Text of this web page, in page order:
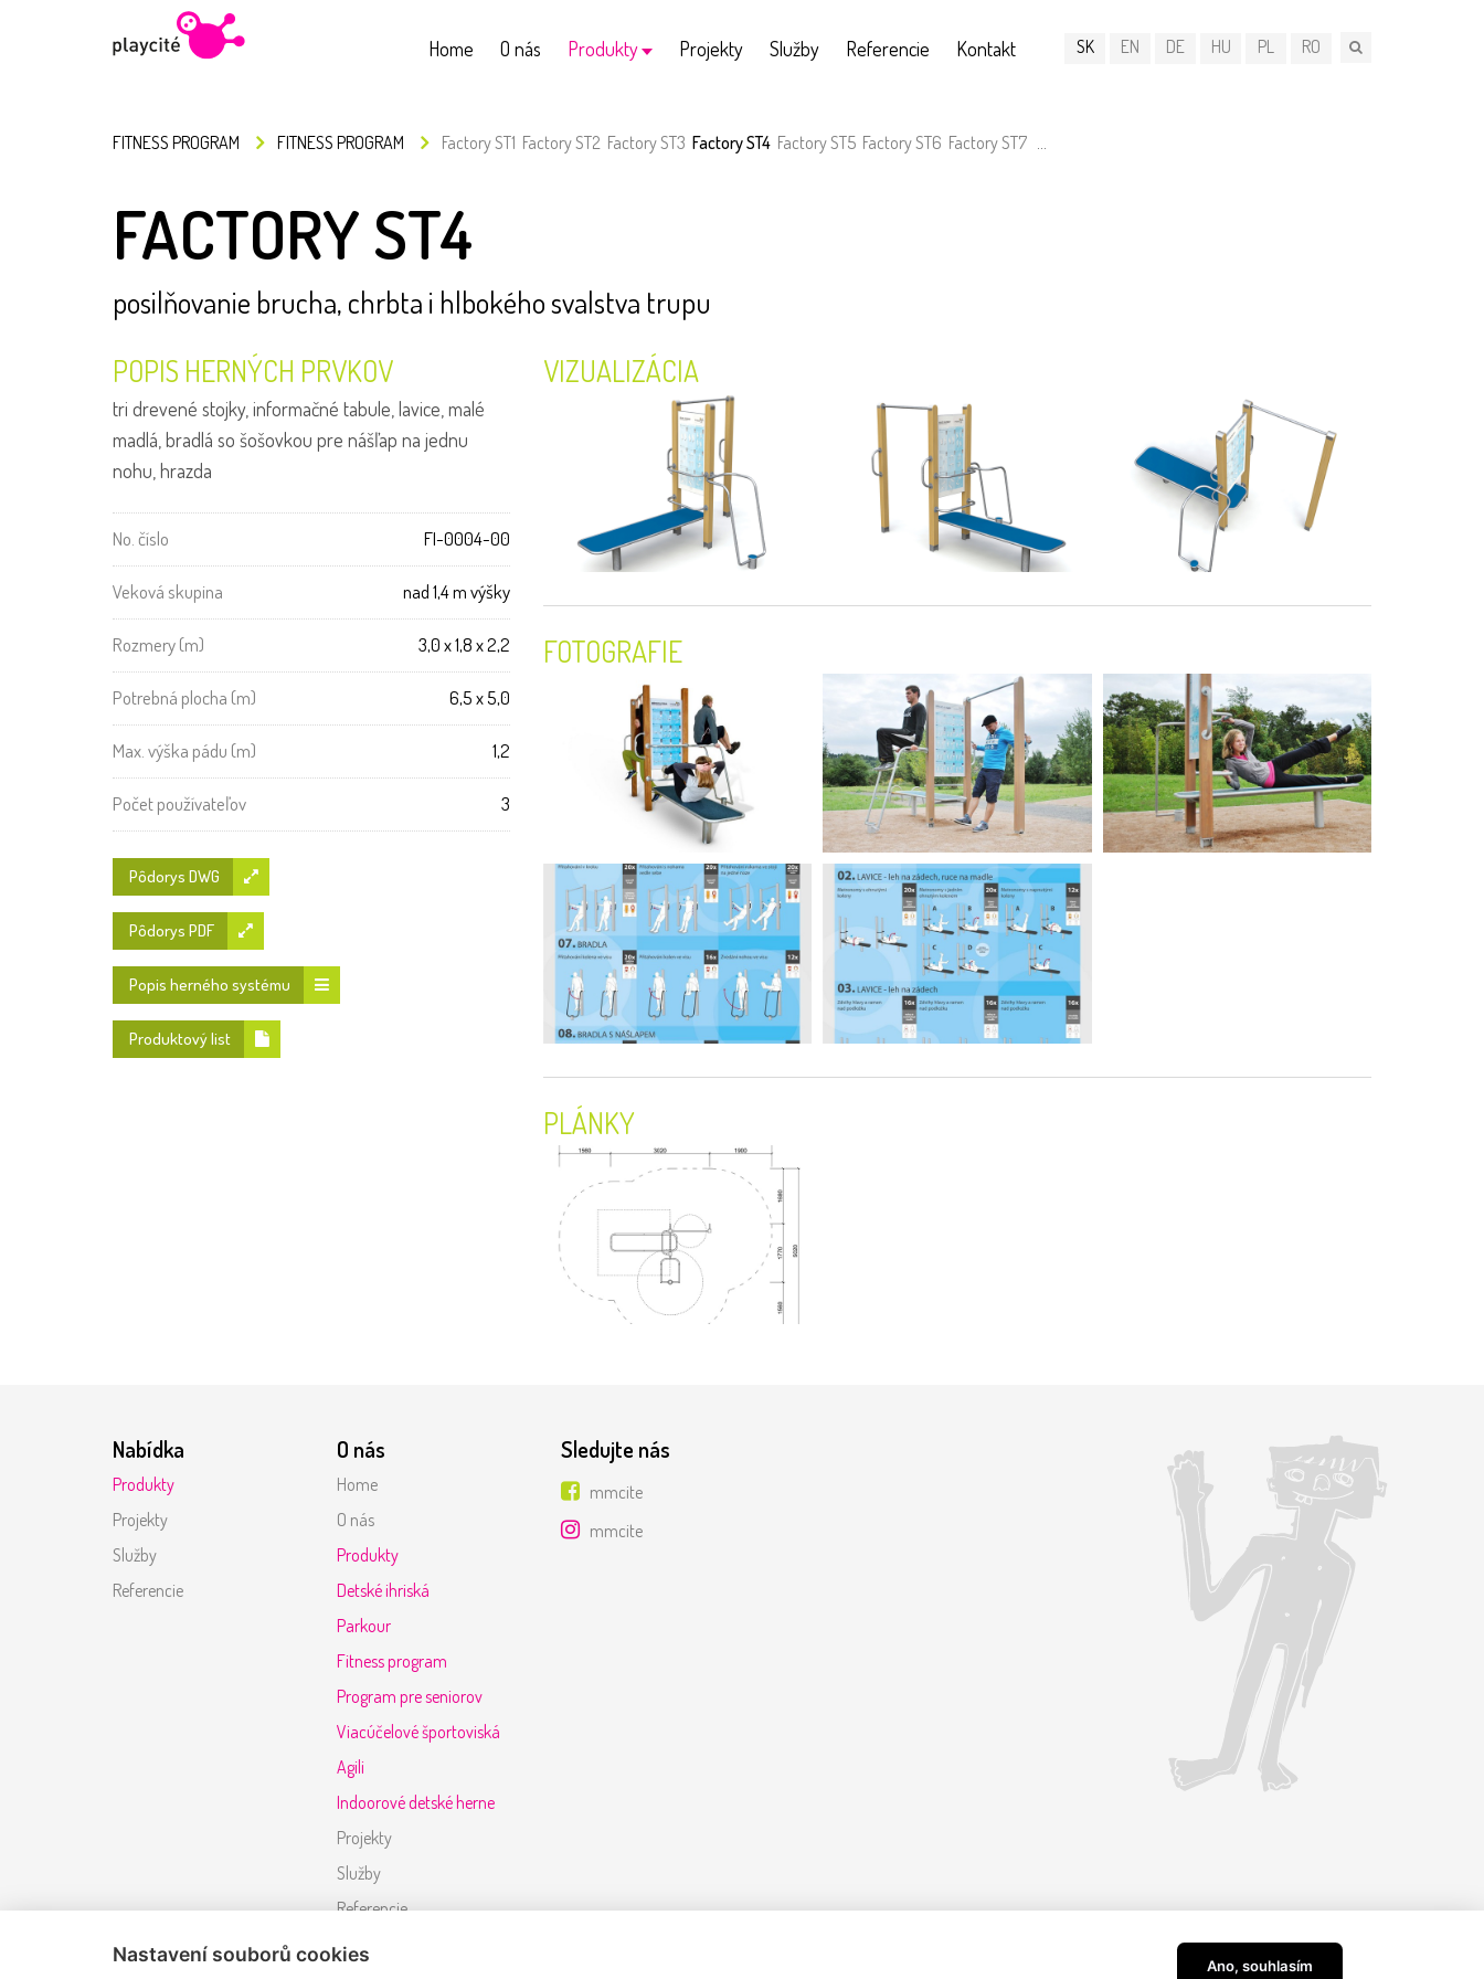
SK EN DE HU PL RO
Home O nás Produkty Projekty Služby Referencie Kontakt
FITNESS PROGRAM FITNESS PROGRAM Factory ST1 Factory ST2 Factory ST3 Factory ST4 Factory ST5 Factory ST6 Factory ST7 ...
FACTORY ST4
posilňovanie brucha, chrbta i hlbokého svalstva trupu
POPIS HERNÝCH PRVKOV
tri drevené stojky, informačné tabule, lavice, malé
madlá, bradlá so šošovkou pre nášľap na jednu
nohu, hrazda
No. číslo FI-0004-00
Veková skupina nad 1,4 m výšky
Rozmery (m) 3,0 x 1,8 x 2,2
Potrebná plocha (m) 6,5 x 5,0
Max. výška pádu (m) 1,2
Počet používateľov 3
Pôdorys DWG
Pôdorys PDF
Popis herného systému
Produktový list
VIZUALIZÁCIA
FOTOGRAFIE
PLÁNKY
Nabídka
Produkty
Projekty
Služby
Referencie
O nás
Home
O nás
Produkty
Detské ihriská
Parkour
Fitness program
Program pre seniorov
Viacúčelové športoviská
Agili
Indoorové detské herne
Projekty
Služby
Referencie
Kontakt
Sledujte nás
mmcite
mmcite
Nastavení souborů cookies Ano, souhlasím